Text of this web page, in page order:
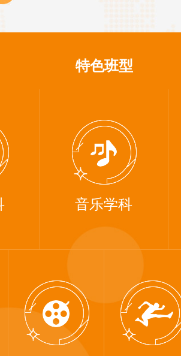
的综合性艺术院校。"原
学校，后更...
特色班型
音乐学科